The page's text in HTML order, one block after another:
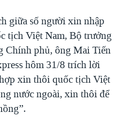
giữa số người xin nhập
tịch Việt Nam, Bộ trưởng
Chính phủ, ông Mai Tiến
hôm 31/8 trích lời
xin thôi quốc tịch Việt
nước ngoài, xin thôi để